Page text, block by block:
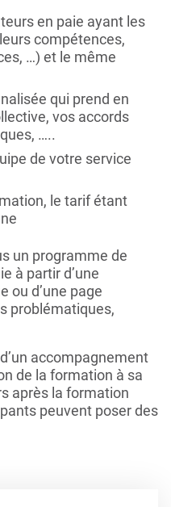
en paie ayant les
compétences,
…) et le même
qui prend en
vos accords
…..
de votre service
le tarif étant
un programme de
à partir d’une
ou d’une page
problématiques,
accompagnement
de la formation à sa
après la formation
peuvent poser des